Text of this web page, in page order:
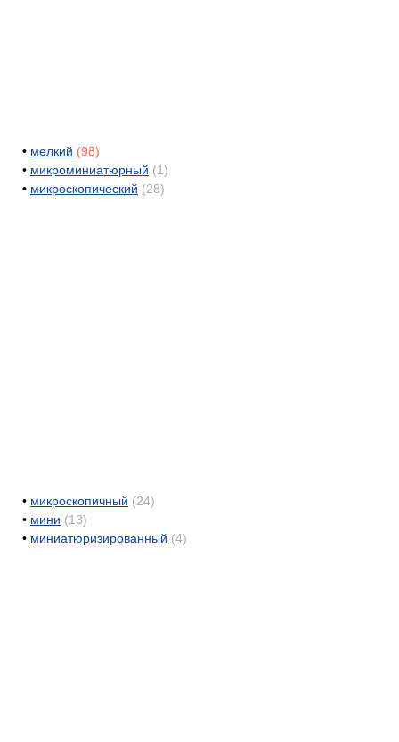
• мелкий (98)
• микроминиатюрный (1)
• микроскопический (28)
• микроскопичный (24)
• мини (13)
• миниатюризированный (4)